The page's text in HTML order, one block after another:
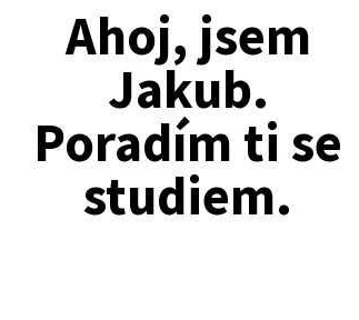
Ahoj, jsem
Jakub.
Poradím ti se
studiem.